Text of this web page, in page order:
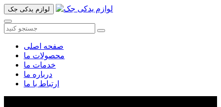
لوازم یدکی جک
صفحه اصلی
محصولات ما
خدمات ما
درباره ما
ارتباط با ما